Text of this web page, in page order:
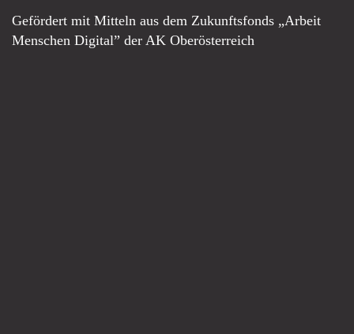
Gefördert mit Mitteln aus dem Zukunftsfonds „Arbeit
Menschen Digital” der AK Oberösterreich